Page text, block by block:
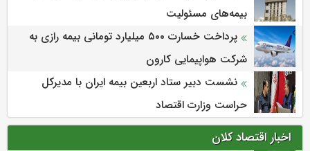
بیمه‌های مسئولیت
پرداخت خسارت ۵۰۰ میلیارد تومانی بیمه رازی به
شرکت هواپیمایی کارون
نشست دبیر ستاد اربعین بیمه ایران با مدیرکل
حراست وزارت اقتصاد
اخبار اقتصاد کلان